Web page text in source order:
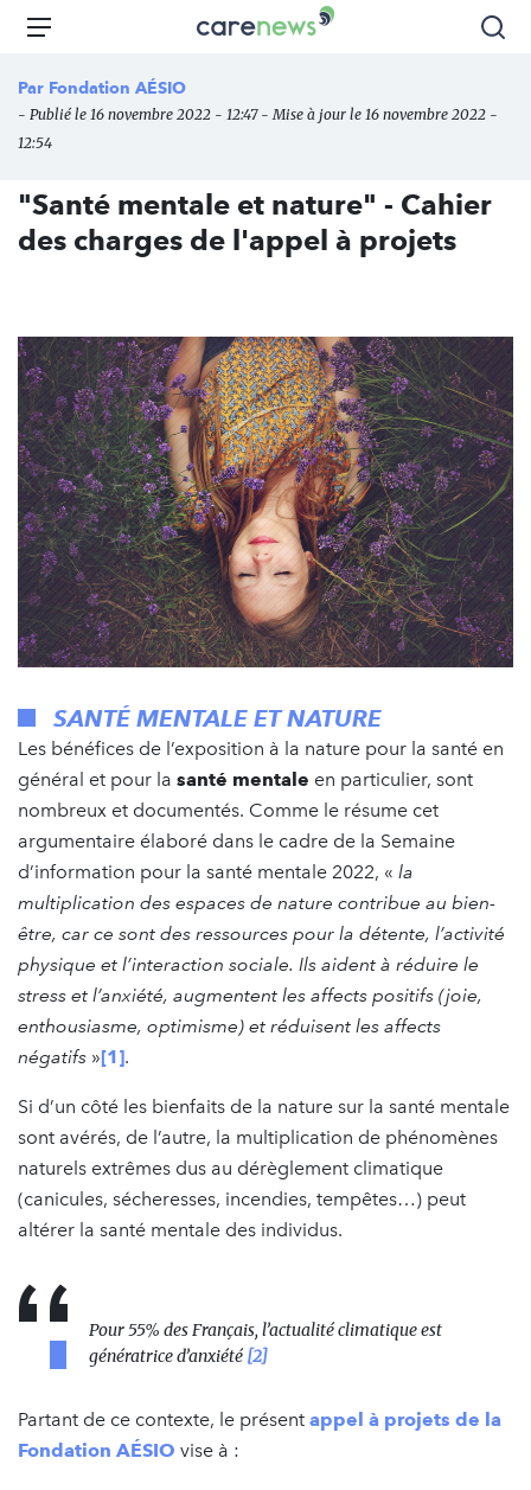
Aller
principal
Carenews,
des
l'engagement
Menu
Par Fondation AÉSIO
- Publié le 16 novembre 2022 - 12:47 - Mise à jour le 16 novembre 2022 -
12:54
"Santé mentale et nature" - Cahier
des charges de l'appel à projets
SANTÉ MENTALE ET NATURE
Les bénéfices de l’exposition à la nature pour la santé en
général et pour la santé mentale en particulier, sont
nombreux et documentés. Comme le résume cet
argumentaire élaboré dans le cadre de la Semaine
d’information pour la santé mentale 2022, « la
multiplication des espaces de nature contribue au bien-
être, car ce sont des ressources pour la détente, l’activité
physique et l’interaction sociale. Ils aident à réduire le
stress et l’anxiété, augmentent les affects positifs (joie,
enthousiasme, optimisme) et réduisent les affects
négatifs »[1].
Si d’un côté les bienfaits de la nature sur la santé mentale
sont avérés, de l’autre, la multiplication de phénomènes
naturels extrêmes dus au dérèglement climatique
(canicules, sécheresses, incendies, tempêtes…) peut
altérer la santé mentale des individus.
Pour 55% des Français, l’actualité climatique est
génératrice d’anxiété [2]
Partant de ce contexte, le présent appel à projets de la
Fondation AÉSIO vise à :